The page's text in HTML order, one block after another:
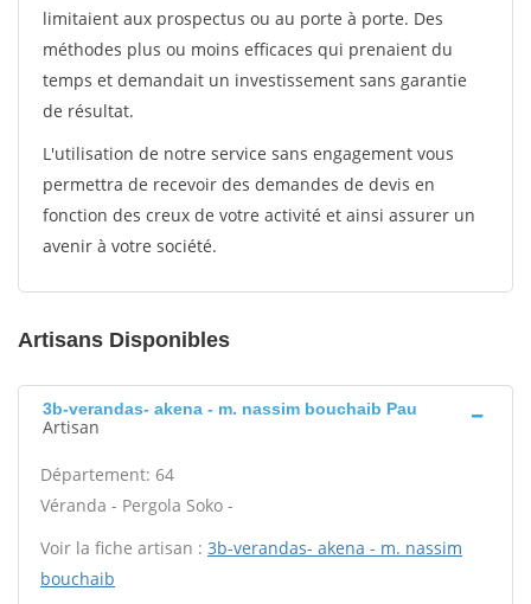
limitaient aux prospectus ou au porte à porte. Des
méthodes plus ou moins efficaces qui prenaient du
temps et demandait un investissement sans garantie
de résultat.
L'utilisation de notre service sans engagement vous
permettra de recevoir des demandes de devis en
fonction des creux de votre activité et ainsi assurer un
avenir à votre société.
Artisans Disponibles
3b-verandas- akena - m. nassim bouchaib Pau
Artisan
Département: 64
Véranda - Pergola Soko -
Voir la fiche artisan : 3b-verandas- akena - m. nassim
bouchaib